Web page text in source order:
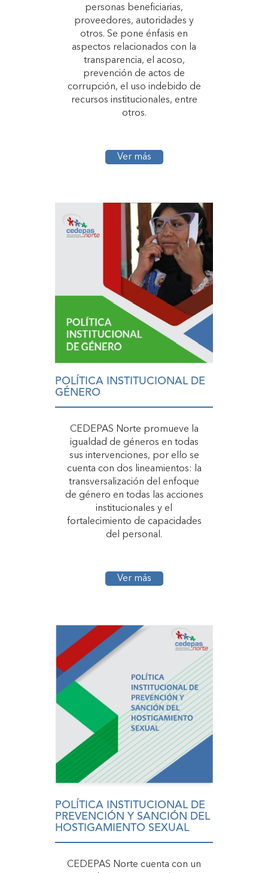
personas beneficiarias,
proveedores, autoridades y
otros. Se pone énfasis en
aspectos relacionados con la
transparencia, el acoso,
prevención de actos de
corrupción, el uso indebido de
recursos institucionales, entre
otros.
Ver más
POLÍTICA INSTITUCIONAL DE
GÉNERO
CEDEPAS Norte promueve la
igualdad de géneros en todas
sus intervenciones, por ello se
cuenta con dos lineamientos: la
transversalización del enfoque
de género en todas las acciones
institucionales y el
fortalecimiento de capacidades
del personal.
Ver más
POLÍTICA INSTITUCIONAL DE
PREVENCIÓN Y SANCIÓN DEL
HOSTIGAMIENTO SEXUAL
CEDEPAS Norte cuenta con un